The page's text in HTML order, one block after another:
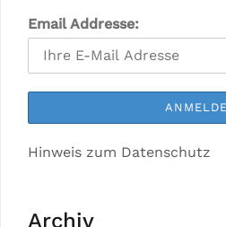
Email Addresse:
Hinweis zum Datenschutz
Archiv